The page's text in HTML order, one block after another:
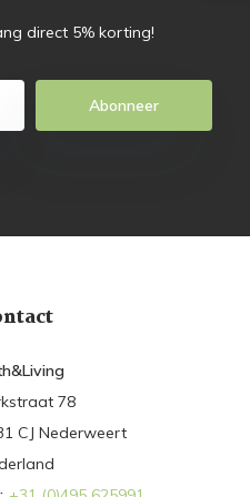
direct 5% korting!
Abonneer
78
CJ Nederweert